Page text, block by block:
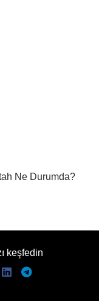
Ne Durumda?
keşfedin